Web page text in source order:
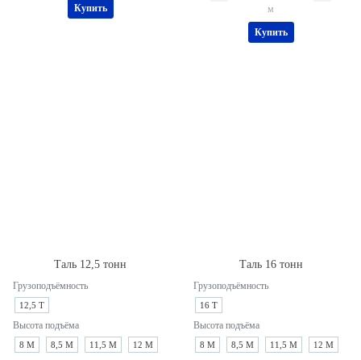
Купить м
Купить
Таль 12,5 тонн
Грузоподъёмность
12,5 Т
Высота подъёма
8 М 8,5 М 11,5 М 12 М
Таль 16 тонн
Грузоподъёмность
16 Т
Высота подъёма
8 М 8,5 М 11,5 М 12 М